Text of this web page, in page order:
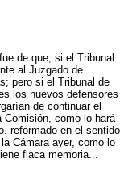
de que, si el Tribunal
al Juzgado de
pero si el Tribunal de
los nuevos defensores
de continuar el
Comisión, como lo hará
reformado en el sentido
Cámara ayer, como lo
flaca memoria...